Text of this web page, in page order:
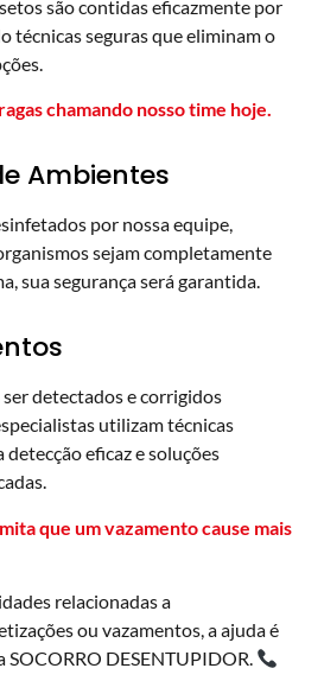
são contidas eficazmente por
técnicas seguras que eliminam o
chamando nosso time hoje.
Ambientes
por nossa equipe,
sejam completamente
sua segurança será garantida.
detectados e corrigidos
utilizam técnicas
eficaz e soluções
que um vazamento cause mais
relacionadas a
ou vazamentos, a ajuda é
SOCORRO DESENTUPIDOR.